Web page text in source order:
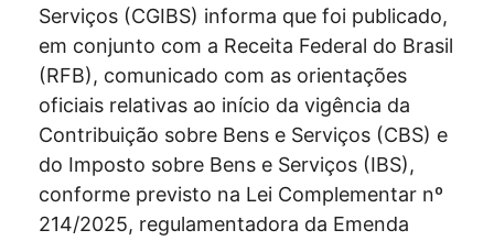
Serviços (CGIBS) informa que foi publicado,
em conjunto com a Receita Federal do Brasil
(RFB), comunicado com as orientações
oficiais relativas ao início da vigência da
Contribuição sobre Bens e Serviços (CBS) e
do Imposto sobre Bens e Serviços (IBS),
conforme previsto na Lei Complementar nº
214/2025, regulamentadora da Emenda